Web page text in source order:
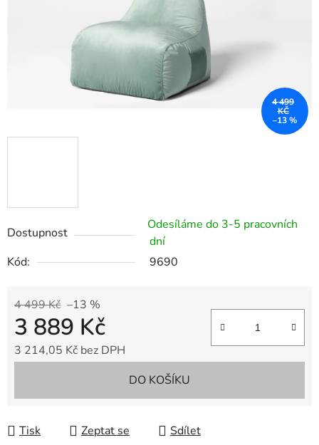
Dostupnost
Odesíláme do 3-5 pracovních
dní
Kód:
9690
4 499 Kč –13 %
3 889 Kč
3 214,05 Kč bez DPH
DO KOŠÍKU
Tisk Zeptat se Sdílet
4 499
KČ
–13 %